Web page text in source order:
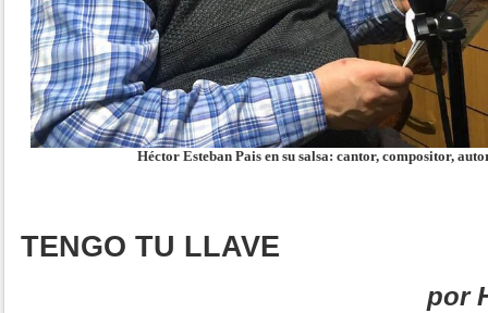
Héctor Esteban Pais en su salsa: cantor, compositor,
TENGO TU LLAVE
por